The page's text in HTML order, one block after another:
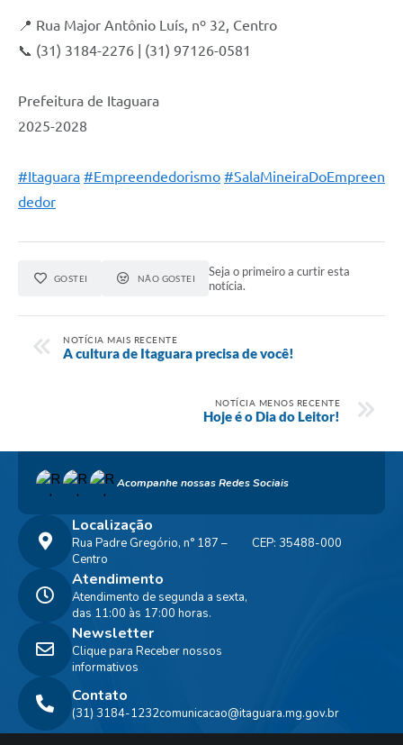
📍 Rua Major Antônio Luís, nº 32, Centro
📞 (31) 3184-2276 | (31) 97126-0581
Prefeitura de Itaguara
2025-2028
#Itaguara #Empreendedorismo #SalaMineiraDoEmpreen
dedor
GOSTEI NÃO GOSTEI
Seja o primeiro a curtir esta
notícia.
NOTÍCIA MAIS RECENTE
A cultura de Itaguara precisa de você!
NOTÍCIA MENOS RECENTE
Hoje é o Dia do Leitor!
Acompanhe nossas Redes Sociais
Localização
Rua Padre Gregório, n° 187 –
Centro
CEP: 35488-000
Contato
(31) 3184-1232comunicacao@itaguara.mg.gov.br
Atendimento
Atendimento de segunda a sexta,
das 11:00 às 17:00 horas.
Newsletter
Clique para Receber nossos
informativos